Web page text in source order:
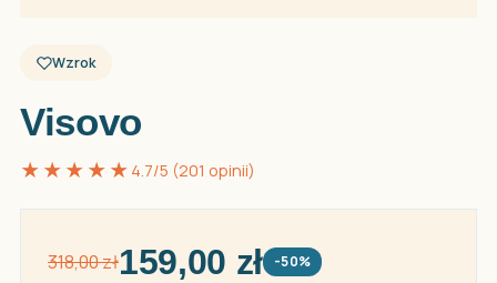
Wzrok
Visovo
★★★★★ 4.7/5 (201 opinii)
318,00 zł159,00 zł -50%